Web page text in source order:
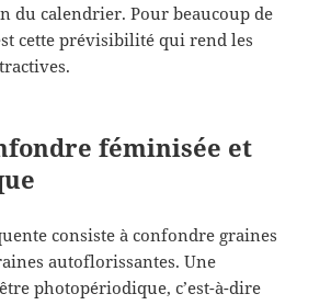
du calendrier. Pour beaucoup de
cette prévisibilité qui rend les
féminisée et
consiste à confondre graines
autoflorissantes. Une
photopériodique, c’est-à-dire